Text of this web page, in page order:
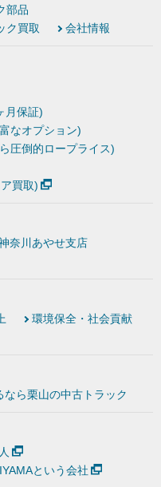
部品
ク買取 会社情報
月保証)
なオプション)
圧倒的ロープライス)
買取)
奈川あやせ支店
環境保全・社会貢献
なら栗山の中古トラック
という会社